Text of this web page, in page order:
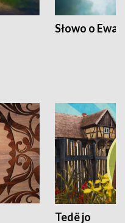
Słowo o
Tedë jo